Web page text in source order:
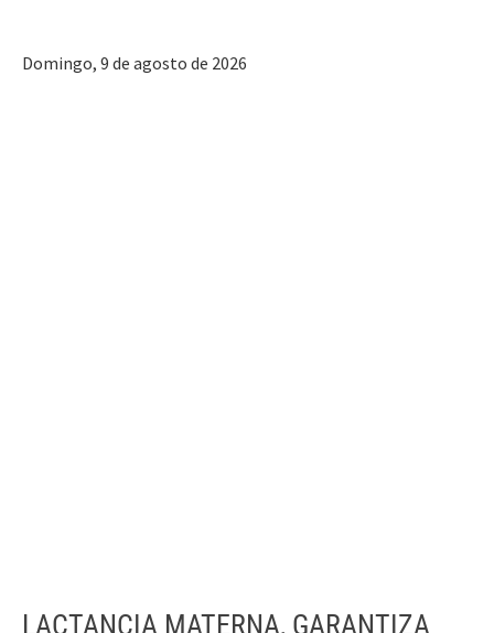
Domingo, 9 de agosto de 2026
LACTANCIA MATERNA, GARANTIZA